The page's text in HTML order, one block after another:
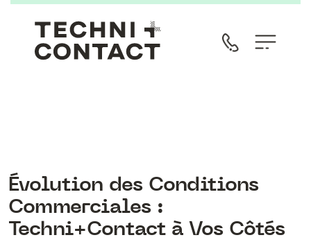
Évolution des Conditions
Commerciales :
Techni+Contact à Vos Côtés